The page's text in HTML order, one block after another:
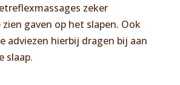
zeker
gaven op het slapen. Ook
adviezen hierbij dragen bij aan
slaap.